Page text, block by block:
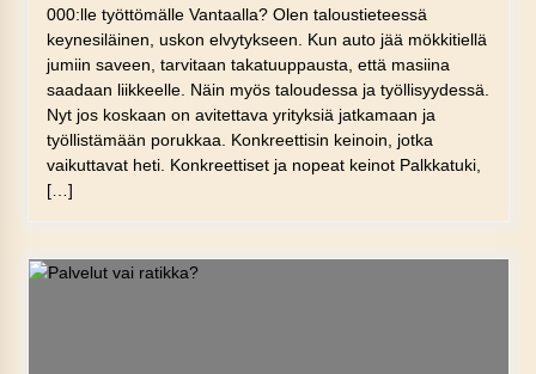
000:lle työttömälle Vantaalla? Olen taloustieteessä
keynesiläinen, uskon elvytykseen. Kun auto jää mökkitiellä
jumiin saveen, tarvitaan takatuuppausta, että masiina
saadaan liikkeelle. Näin myös taloudessa ja työllisyydessä.
Nyt jos koskaan on avitettava yrityksiä jatkamaan ja
työllistämään porukkaa. Konkreettisin keinoin, jotka
vaikuttavat heti. Konkreettiset ja nopeat keinot Palkkatuki,
[…]